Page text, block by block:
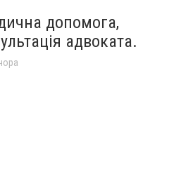
допомога,
адвоката.